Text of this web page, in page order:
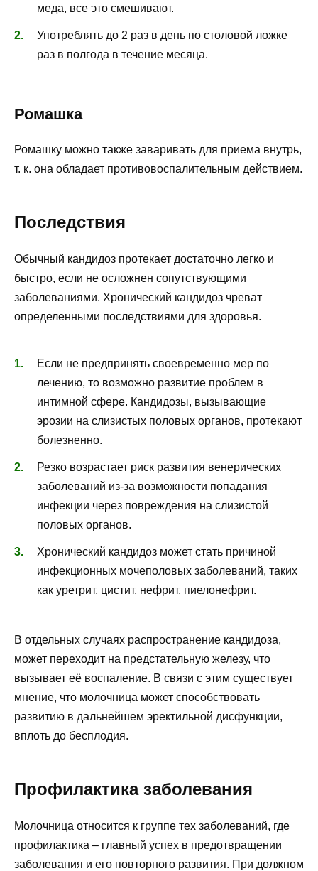
меда, все это смешивают.
Употреблять до 2 раз в день по столовой ложке
раз в полгода в течение месяца.
Ромашка
Ромашку можно также заваривать для приема внутрь,
т. к. она обладает противовоспалительным действием.
Последствия
Обычный кандидоз протекает достаточно легко и
быстро, если не осложнен сопутствующими
заболеваниями. Хронический кандидоз чреват
определенными последствиями для здоровья.
Если не предпринять своевременно мер по
лечению, то возможно развитие проблем в
интимной сфере. Кандидозы, вызывающие
эрозии на слизистых половых органов, протекают
болезненно.
Резко возрастает риск развития венерических
заболеваний из-за возможности попадания
инфекции через повреждения на слизистой
половых органов.
Хронический кандидоз может стать причиной
инфекционных мочеполовых заболеваний, таких
как уретрит, цистит, нефрит, пиелонефрит.
В отдельных случаях распространение кандидоза,
может переходит на предстательную железу, что
вызывает её воспаление. В связи с этим существует
мнение, что молочница может способствовать
развитию в дальнейшем эректильной дисфункции,
вплоть до бесплодия.
Профилактика заболевания
Молочница относится к группе тех заболеваний, где
профилактика – главный успех в предотвращении
заболевания и его повторного развития. При должном